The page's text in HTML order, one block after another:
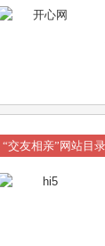
“交友相亲”网站目录